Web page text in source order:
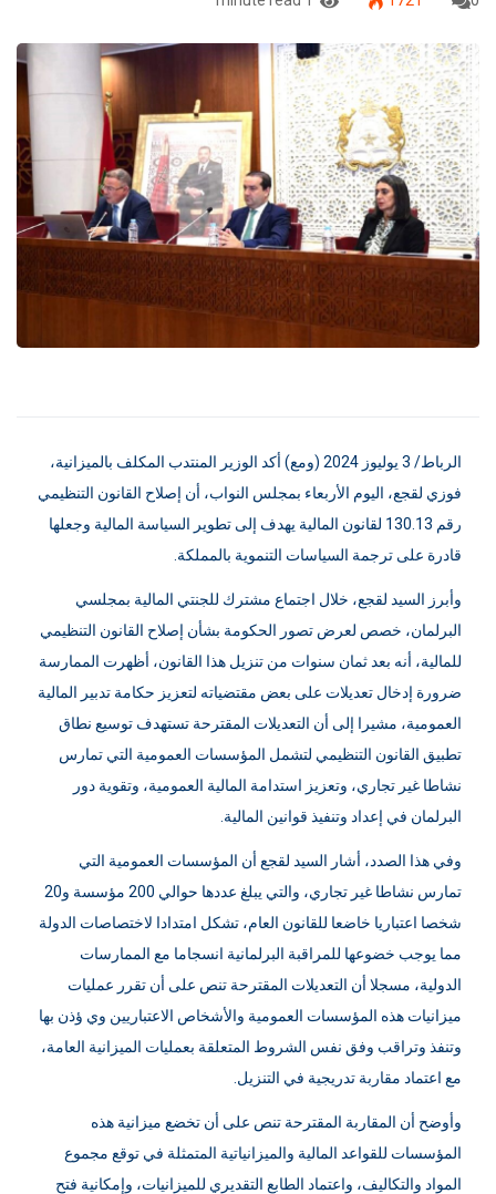
الرباط/ 3 يوليوز 2024 (ومع) أكد الوزير المنتدب المكلف بالميزانية،
فوزي لقجع، اليوم الأربعاء بمجلس النواب، أن إصلاح القانون التنظيمي
رقم 130.13 لقانون المالية يهدف إلى تطوير السياسة المالية وجعلها
وأبرز السيد لقجع، خلال اجتماع مشترك للجنتي المالية بمجلسي
البرلمان، خصص لعرض تصور الحكومة بشأن إصلاح القانون التنظيمي
للمالية، أنه بعد ثمان سنوات من تنزيل هذا القانون، أظهرت الممارسة
ضرورة إدخال تعديلات على بعض مقتضياته لتعزيز حكامة تدبير المالية
العمومية، مشيرا إلى أن التعديلات المقترحة تستهدف توسيع نطاق
تطبيق القانون التنظيمي لتشمل المؤسسات العمومية التي تمارس
نشاطا غير تجاري، وتعزيز استدامة المالية العمومية، وتقوية دور
وفي هذا الصدد، أشار السيد لقجع أن المؤسسات العمومية التي
تمارس نشاطا غير تجاري، والتي يبلغ عددها حوالي 200 مؤسسة و20
شخصا اعتباريا خاضعا للقانون العام، تشكل امتدادا لاختصاصات الدولة
مما يوجب خضوعها للمراقبة البرلمانية انسجاما مع الممارسات
الدولية، مسجلا أن التعديلات المقترحة تنص على أن تقرر عمليات
ميزانيات هذه المؤسسات العمومية والأشخاص الاعتباريين وي ؤذن بها
وتنفذ وتراقب وفق نفس الشروط المتعلقة بعمليات الميزانية العامة،
وأوضح أن المقاربة المقترحة تنص على أن تخضع ميزانية هذه
المؤسسات للقواعد المالية والميزانياتية المتمثلة في توقع مجموع